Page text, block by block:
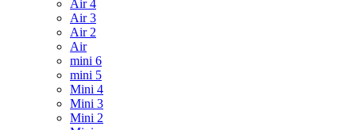
Air 4
Air 3
Air 2
Air
mini 6
mini 5
Mini 4
Mini 3
Mini 2